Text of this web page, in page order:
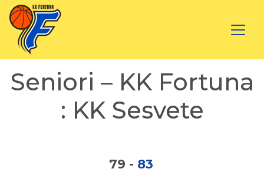
Seniori – KK Fortuna
: KK Sesvete
79 - 83